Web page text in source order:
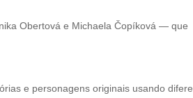
Obertová e Michaela Čopíková — que
e personagens originais usando